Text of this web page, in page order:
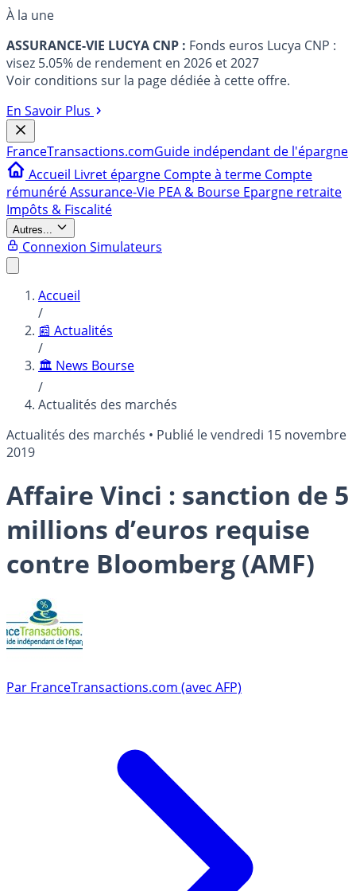
À la une
ASSURANCE-VIE LUCYA CNP : Fonds euros Lucya CNP :
visez 5.05% de rendement en 2026 et 2027
Voir conditions sur la page dédiée à cette offre.
En Savoir Plus
FranceTransactions.comGuide indépendant de l'épargne
Accueil Livret épargne Compte à terme Compte
rémunéréAssurance-Vie PEA & Bourse Epargne retraite
Impôts & Fiscalité
Autres...
Connexion Simulateurs
Accueil
/
📰 Actualités
/
🏛️ News Bourse
/
Actualités des marchés
Actualités des marchés • Publié levendredi 15 novembre
2019
Affaire Vinci : sanction de 5
millions d’euros requise
contre Bloomberg (AMF)
Par FranceTransactions.com (avec AFP)